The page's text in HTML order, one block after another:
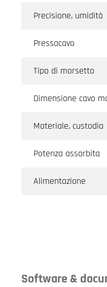
Precisione, umidità
Pressacavo
Tipo di morsetto
Dimensione cavo
Materiale, custodia
Potenza assorbita
Alimentazione
Software &